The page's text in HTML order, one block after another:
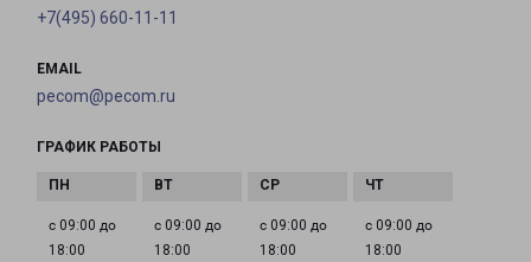
+7(495) 660-11-11
EMAIL
pecom@pecom.ru
ГРАФИК РАБОТЫ
с 09:00 до
18:00
с 09:00 до
18:00
с 09:00 до
18:00
с 09:00 до
18:00